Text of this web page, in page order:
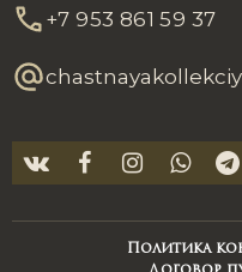
+7 953 861 59 37
Политика